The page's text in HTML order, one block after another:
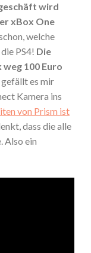
wird
xBox One
welche
PS4! Die
100 Euro
gefällt es mir
Kamera ins
von Prism ist
dass die alle
Also ein